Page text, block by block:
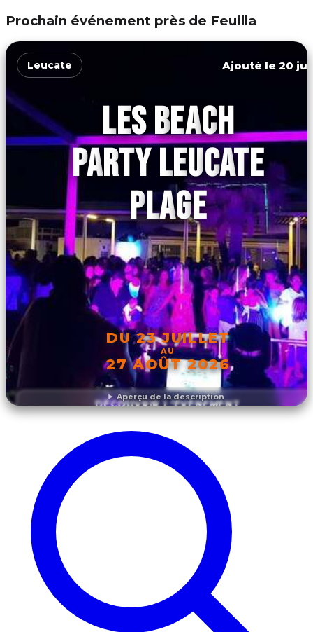
Prochain événement près de Feuilla
Aperçu de la description
Leucate Ajouté le 20
LES BEACH
PARTY LEUCATE
PLAGE
DU 23 JUILLET
AU
27 AOÛT 2026
DÉCOUVRIR L'ÉVÉNEMENT